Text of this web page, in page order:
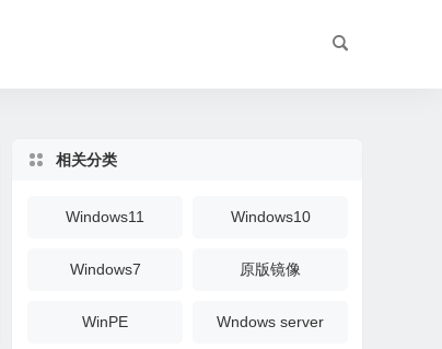
相关分类
Windows11 Windows10
Windows7 原版镜像
WinPE Wndows server